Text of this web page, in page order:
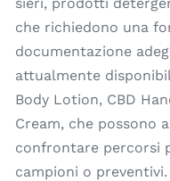
che richiedono una
documentazione
attualmente
Body Lotion, CBD
Cream, che possono
confrontare percorsi
campioni o